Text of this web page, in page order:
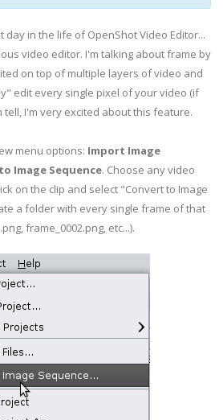
in the life of OpenShot Video Editor...
video editor. I'm talking about frame by
on top of multiple layers of video and
edit every single pixel of your video (if
tell, I'm very excited about this feature.
menu options: Import Image
Image Sequence. Choose any video
on the clip and select "Convert to Image
a folder with every single frame of that
frame_0002.png, etc...).